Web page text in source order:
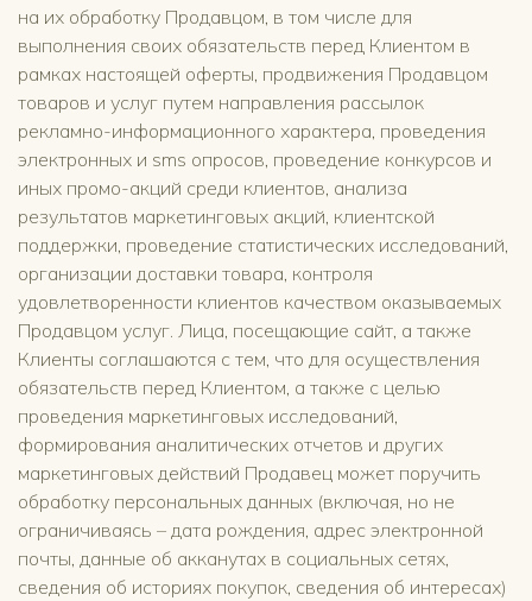
на их обработку Продавцом, в том числе для
выполнения своих обязательств перед Клиентом в
рамках настоящей оферты, продвижения Продавцом
товаров и услуг путем направления рассылок
рекламно-информационного характера, проведения
электронных и sms опросов, проведение конкурсов и
иных промо-акций среди клиентов, анализа
результатов маркетинговых акций, клиентской
поддержки, проведение статистических исследований,
организации доставки товара, контроля
удовлетворенности клиентов качеством оказываемых
Продавцом услуг. Лица, посещающие сайт, а также
Клиенты соглашаются с тем, что для осуществления
обязательств перед Клиентом, а также с целью
проведения маркетинговых исследований,
формирования аналитических отчетов и других
маркетинговых действий Продавец может поручить
обработку персональных данных (включая, но не
ограничиваясь – дата рождения, адрес электронной
почты, данные об акканутах в социальных сетях,
сведения об историях покупок, сведения об интересах)